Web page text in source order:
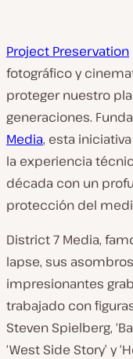
Project Preservation
fotográfico y
proteger nuestro
generaciones.
Media, esta
la experiencia
década con un
protección del
District 7 Media,
lapse, sus
impresionantes
trabajado con
Steven Spielberg,
‘West Side Story’ y